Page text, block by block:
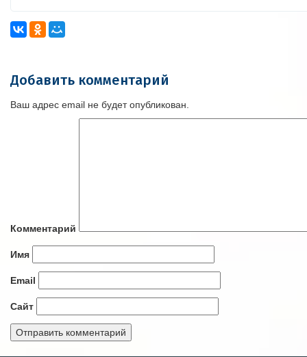
Добавить комментарий
Ваш адрес email не будет опубликован.
Комментарий
Имя
Email
Сайт